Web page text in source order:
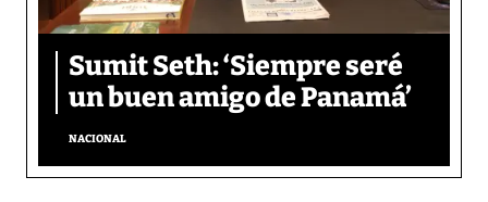
Sumit Seth: ‘Siempre seré
un buen amigo de Panamá’
NACIONAL